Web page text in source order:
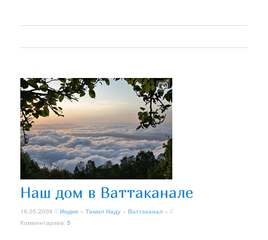
Наш дом в Ваттаканале
16.05.2009 //Индия »Тамил Наду »Ваттаканал » //
Комментариев:5